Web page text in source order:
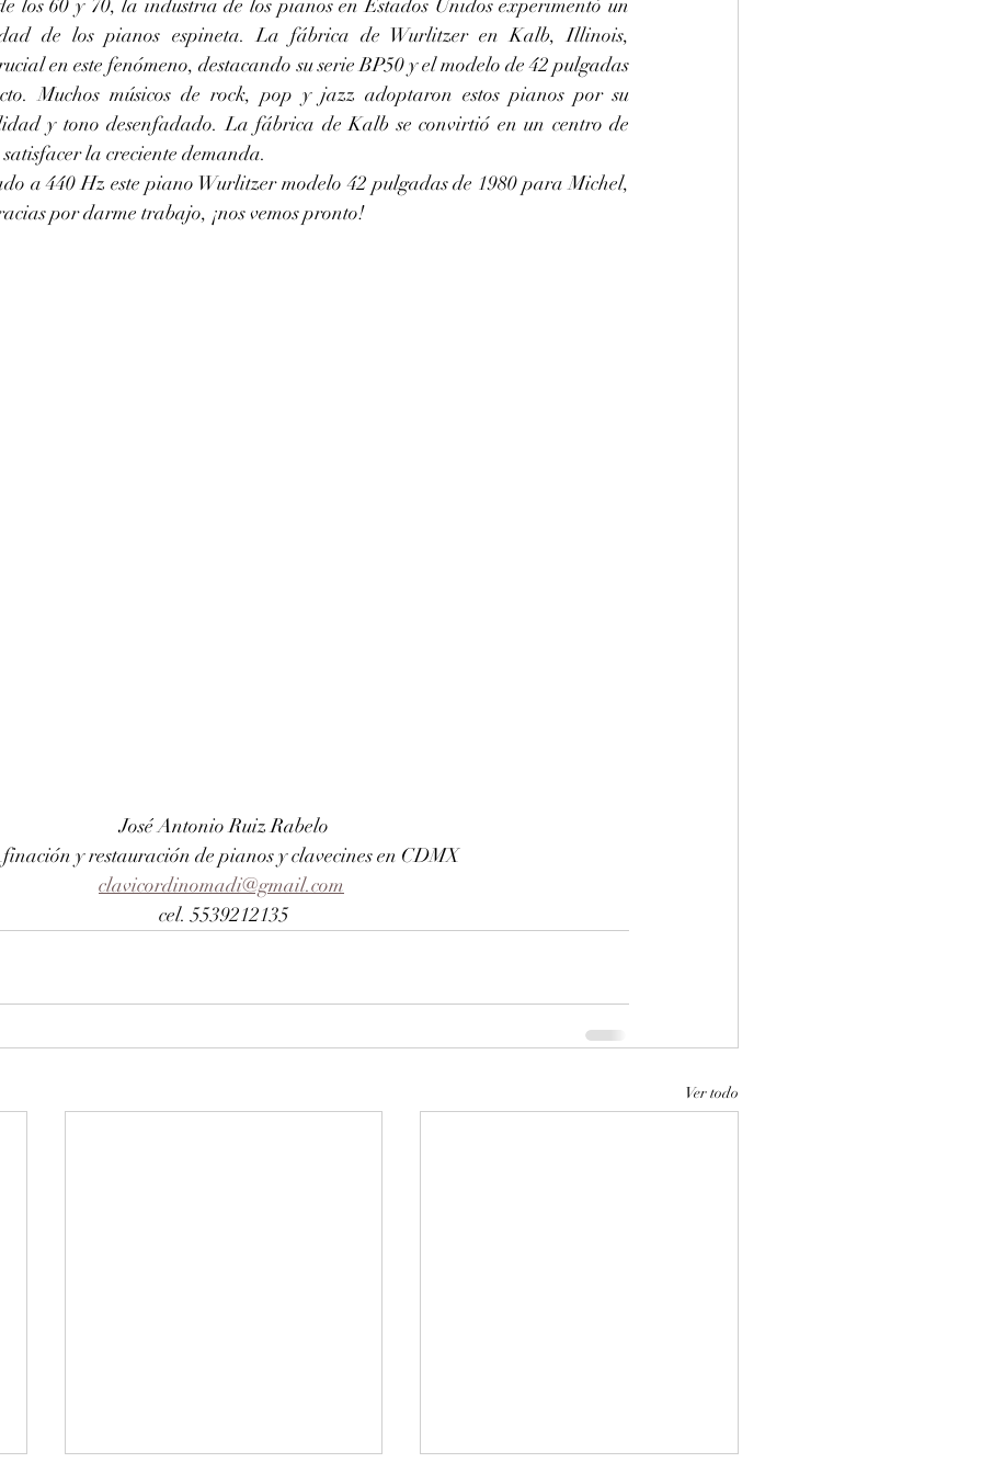
los 60 y 70, la industria de los pianos en Estados Unidos experimentó un
de los pianos espineta. La fábrica de Wurlitzer en Kalb, Illinois,
en este fenómeno, destacando su serie BP50 y el modelo de 42 pulgadas
Muchos músicos de rock, pop y jazz adoptaron estos pianos por su
y tono desenfadado. La fábrica de Kalb se convirtió en un centro de
la creciente demanda.
por darme trabajo, ¡nos vemos pronto!
José Antonio Ruiz Rabelo
y restauración de pianos y clavecines en CDMX
clavicordinomadi@gmail.com
cel. 5539212135
Ver todo